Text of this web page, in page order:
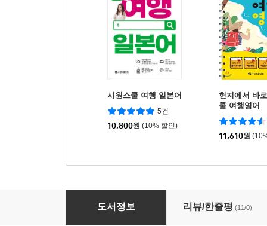
시원스쿨 여행 일본어
5건
10,800원 (10% 할인)
현지에서 바
쿨 여행영어
11,610원
이시원의 여행 영어
도서정보 리뷰/한줄평 (11/0)